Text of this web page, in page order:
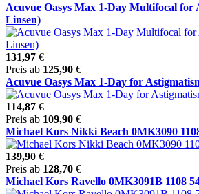
Acuvue Oasys Max 1-Day Multifocal for
Linsen)
131,97 €
Preis ab 125,90 €
Acuvue Oasys Max 1-Day for
114,87 €
Preis ab 109,90 €
Michael Kors Nikki Beach 0MK3090
139,90 €
Preis ab 128,70 €
Michael Kors Ravello 0MK3091B 1108